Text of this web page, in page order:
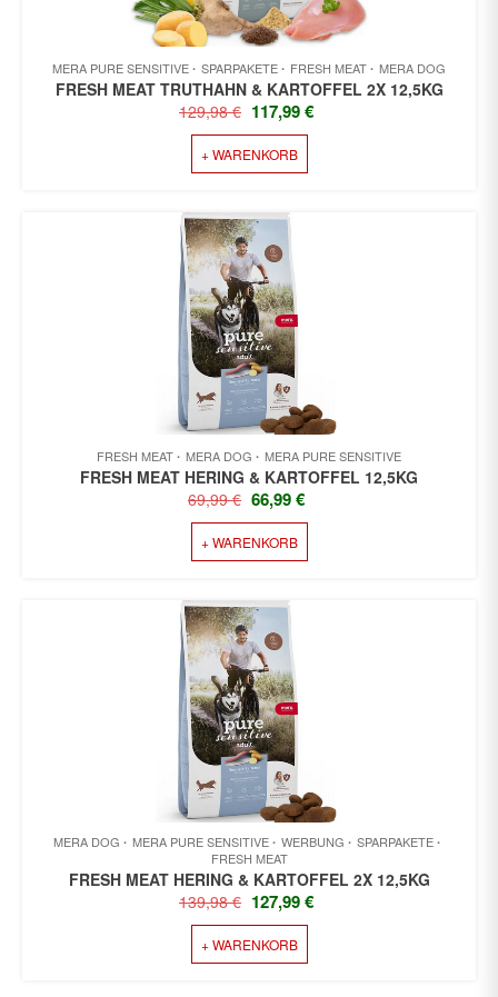
MERA PURE SENSITIVE SPARPAKETE FRESH MEAT MERA DOG
FRESH MEAT TRUTHAHN & KARTOFFEL 2X 12,5KG
129,98€ URSPRÜNGLICHER
PREIS
WAR:
129,98 €
117,99€
+ WARENKORB
FRESH MEAT MERA DOG MERA PURE SENSITIVE
FRESH MEAT HERING & KARTOFFEL 12,5KG
69,99€ URSPRÜNGLICHER
PREIS
WAR:
69,99 €
66,99€
+ WARENKORB
MERA DOG MERA PURE SENSITIVE WERBUNG
SPARPAKETE
FRESH MEAT
FRESH MEAT HERING & KARTOFFEL 2X 12,5KG
139,98€ URSPRÜNGLICHER
PREIS
WAR:
139,98 €
127,99€
+ WARENKORB